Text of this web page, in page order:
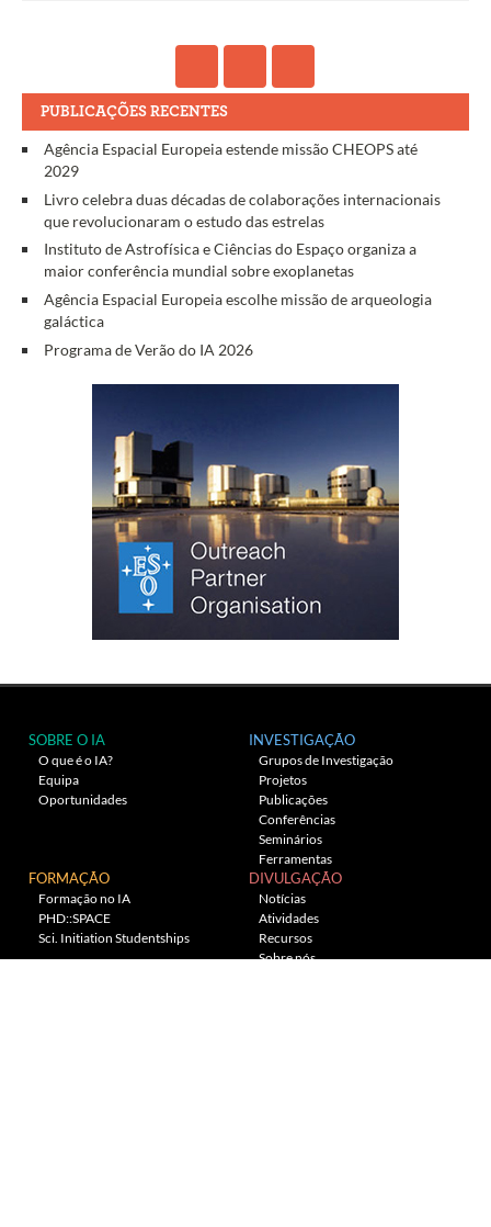
PUBLICAÇÕES RECENTES
Agência Espacial Europeia estende missão CHEOPS até
2029
Livro celebra duas décadas de colaborações internacionais
que revolucionaram o estudo das estrelas
Instituto de Astrofísica e Ciências do Espaço organiza a
maior conferência mundial sobre exoplanetas
Agência Espacial Europeia escolhe missão de arqueologia
galáctica
Programa de Verão do IA 2026
SOBRE O IA
O que é o IA?
Equipa
Oportunidades
INVESTIGAÇÃO
Grupos de Investigação
Projetos
Publicações
Conferências
Seminários
Ferramentas
FORMAÇÃO
Formação no IA
PHD::SPACE
Sci. Initiation Studentships
DIVULGAÇÃO
Notícias
Atividades
Recursos
Sobre nós